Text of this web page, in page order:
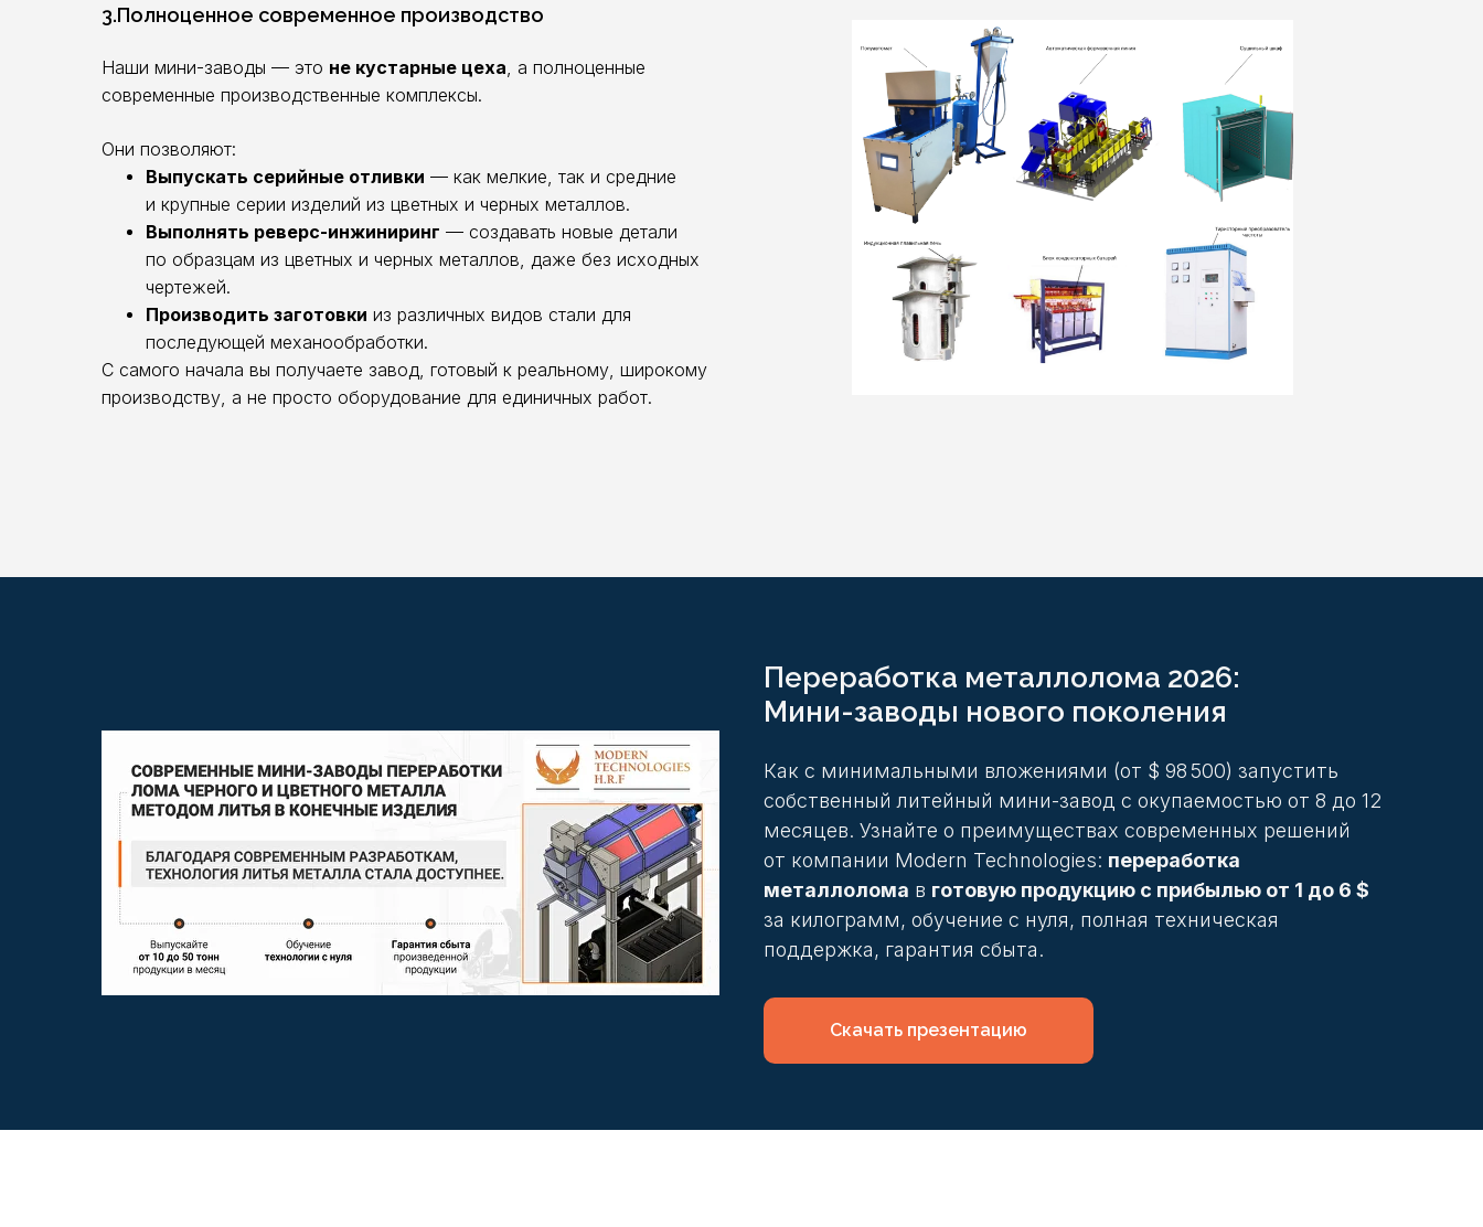
3.Полноценное современное производство
Наши мини-заводы — это не кустарные цеха, а полноценные
современные производственные комплексы.
Они позволяют:
Выпускать серийные отливки — как мелкие, так и средние
и крупные серии изделий из цветных и черных металлов.
Выполнять реверс-инжиниринг — создавать новые детали
по образцам из цветных и черных металлов, даже без исходных
чертежей.
Производить заготовки из различных видов стали для
последующей механообработки.
С самого начала вы получаете завод, готовый к реальному, широкому
производству, а не просто оборудование для единичных работ.
Переработка металлолома 2026:
Мини-заводы нового поколения
Как с минимальными вложениями (от $ 98 500) запустить
собственный литейный мини-завод с окупаемостью от 8 до 12
месяцев. Узнайте о преимуществах современных решений
от компании Modern Technologies: переработка
металлолома в готовую продукцию с прибылью от 1 до 6 $
за килограмм, обучение с нуля, полная техническая
поддержка, гарантия сбыта.
Скачать презентацию